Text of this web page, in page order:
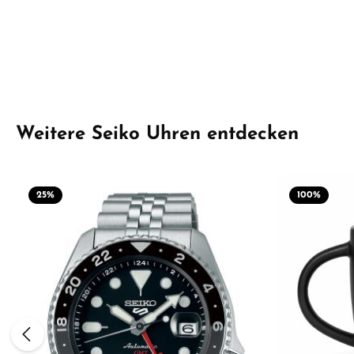
Produktgalerie überspringen
Weitere Seiko Uhren entdecken
25% 100%